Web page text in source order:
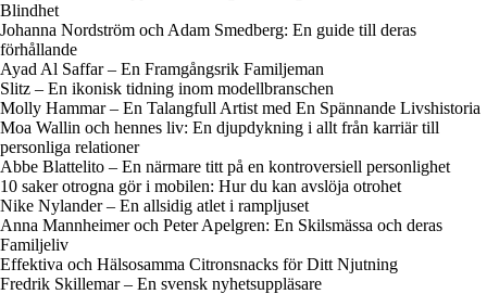
Blindhet
Johanna Nordström och Adam Smedberg: En guide till deras
förhållande
Ayad Al Saffar – En Framgångsrik Familjeman
Slitz – En ikonisk tidning inom modellbranschen
Molly Hammar – En Talangfull Artist med En Spännande Livshistoria
Moa Wallin och hennes liv: En djupdykning i allt från karriär till
personliga relationer
Abbe Blattelito – En närmare titt på en kontroversiell personlighet
10 saker otrogna gör i mobilen: Hur du kan avslöja otrohet
Nike Nylander – En allsidig atlet i rampljuset
Anna Mannheimer och Peter Apelgren: En Skilsmässa och deras
Familjeliv
Effektiva och Hälsosamma Citronsnacks för Ditt Njutning
Fredrik Skillemar – En svensk nyhetsuppläsare